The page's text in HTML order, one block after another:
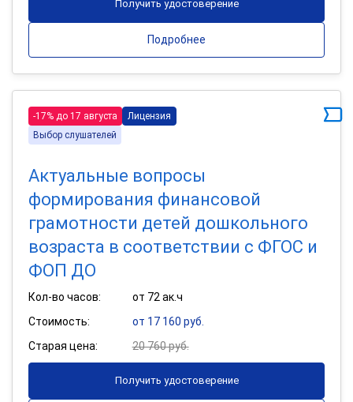
Получить удостоверение
Подробнее
-17% до 17 августа
Лицензия
Выбор слушателей
Актуальные вопросы
формирования финансовой
грамотности детей дошкольного
возраста в соответствии с ФГОС и
ФОП ДО
Кол-во часов:
от 72 ак.ч
Стоимость:
от 17 160 руб.
Старая цена:
20 760 руб.
Получить удостоверение